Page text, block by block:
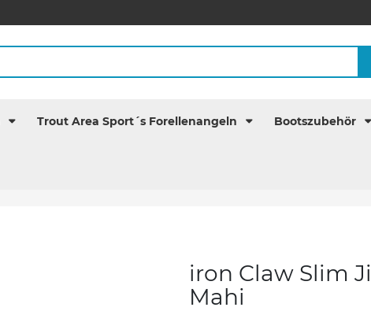
Trout Area Sport´s Forellenangeln Bootszubehör
iron Claw Slim
Mahi